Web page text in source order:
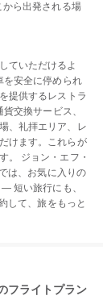
ら出発される場
ていただけるよ
安全に停められ
提供するレストラ
交換サービス、
、礼拝エリア、レ
けます。これらが
。 ジョン・エフ・
は、お気に入りの
短い旅行にも、
して、旅をもっと
フライトプラン